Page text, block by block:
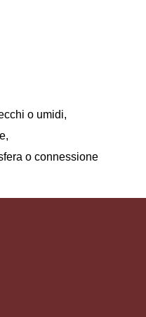
o umidi,
o connessione